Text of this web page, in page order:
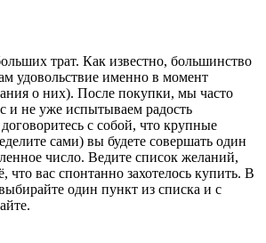
трат. Как известно, большинство
удовольствие именно в момент
о них). После покупки, мы часто
и не уже испытываем радость
с собой, что крупные
сами) вы будете совершать один
число. Ведите список желаний,
что вас спонтанно захотелось купить. В
один пункт из списка и с